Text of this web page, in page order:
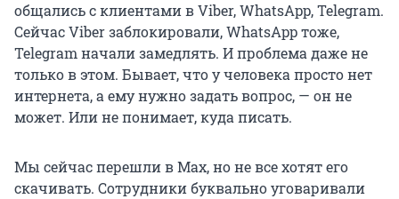
общались с клиентами в Viber, WhatsApp, Telegram.
Сейчас Viber заблокировали, WhatsApp тоже,
Telegram начали замедлять. И проблема даже не
только в этом. Бывает, что у человека просто нет
интернета, а ему нужно задать вопрос, — он не
может. Или не понимает, куда писать.
Мы сейчас перешли в Max, но не все хотят его
скачивать. Сотрудники буквально уговаривали